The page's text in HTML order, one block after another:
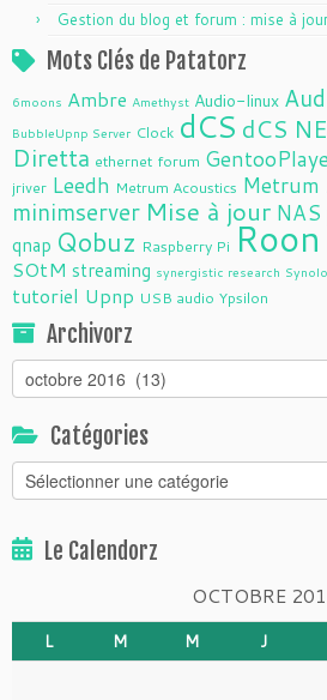
Gestion du blog et forum : mise à
Mots Clés de Patatorz
6moons Ambre Amethyst Audio-linux
BubbleUpnp Server Clock dCS dCS
Diretta ethernet forum
jriver Leedh Metrum Acoustics Metrum
minimserver Mise à jour NAS
qnap Qobuz Raspberry Pi Roon
SOtM streaming synergistic research
tutoriel Upnp USB audio Ypsilon
Archivorz
Archivorz
Catégories
Catégories
Le Calendorz
OCTOBRE
L M M J